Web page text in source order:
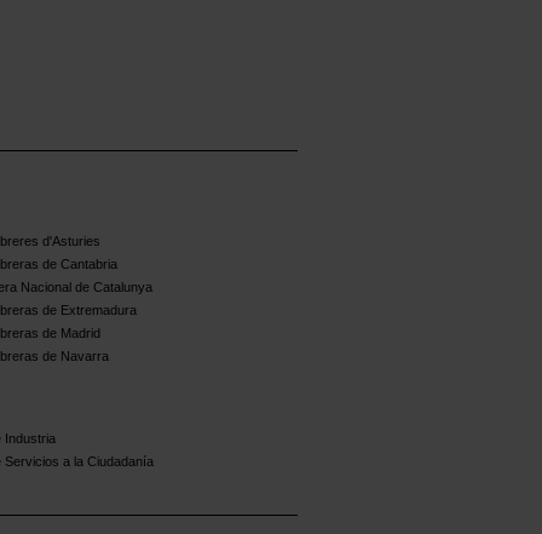
d'Asturies
de Cantabria
Nacional de Catalunya
de Extremadura
de Madrid
de Navarra
Industria
Servicios a la Ciudadanía